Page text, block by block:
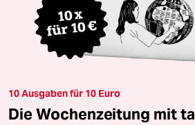
10 Ausgaben für 10 Euro
Die Wochenzeitung mit